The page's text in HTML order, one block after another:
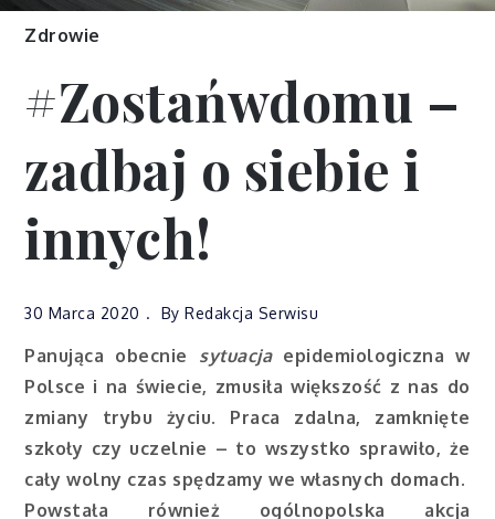
Zdrowie
#Zostańwdomu –
zadbaj o siebie i
innych!
30 Marca 2020 ByRedakcja Serwisu
Panująca obecnie sytuacjaepidemiologiczna w
Polsce i na świecie, zmusiła większość z nas do
zmiany trybu życiu. Praca zdalna, zamknięte
szkoły czy uczelnie – to wszystko sprawiło, że
cały wolny czas spędzamy we własnych domach.
Powstała również ogólnopolska akcja